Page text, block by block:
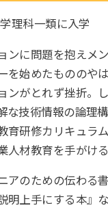
理科一類に入学
ンに問題を抱えメ
を始めたもののや
ンがとれず挫折。
な技術情報の論理
育研修カリキュラ
人材教育を手がける
アのための伝わる
明上手にする本』